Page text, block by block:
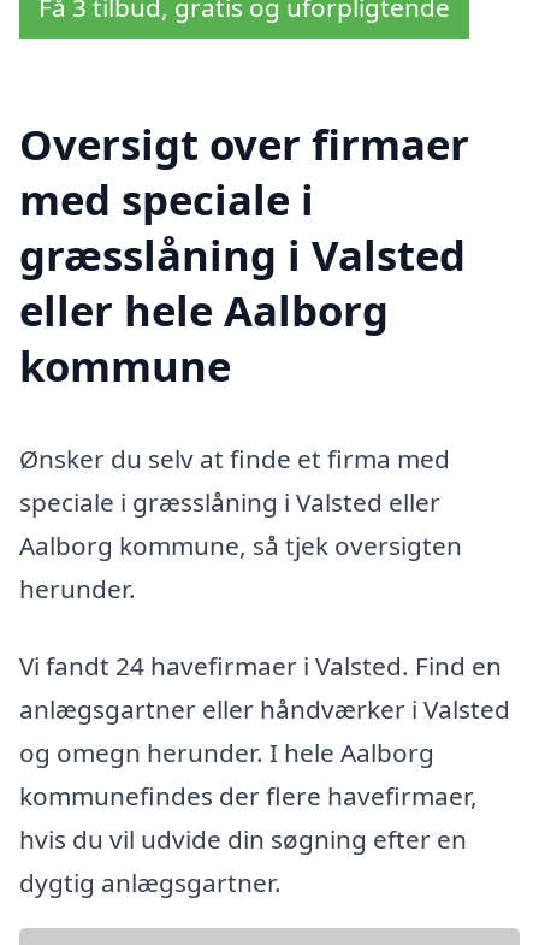
Få 3 tilbud, gratis og uforpligtende
Oversigt over firmaer
med speciale i
græsslåning i Valsted
eller hele Aalborg
kommune
Ønsker du selv at finde et firma med
speciale i græsslåning i Valsted eller
Aalborg kommune, så tjek oversigten
herunder.
Vi fandt 24 havefirmaer i Valsted. Find en
anlægsgartner eller håndværker i Valsted
og omegn herunder. I hele Aalborg
kommunefindes der flere havefirmaer,
hvis du vil udvide din søgning efter en
dygtig anlægsgartner.